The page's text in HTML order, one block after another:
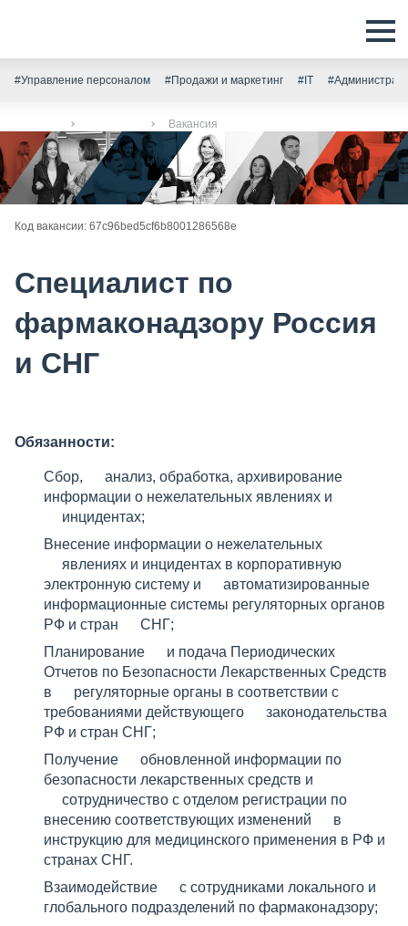
#Управление персоналом #Продажи и маркетинг #IT
Вакансия
Код вакансии: 67c96bed5cf6b8001286568e
Специалист по
фармаконадзору Россия
и СНГ
Обязанности:
Сбор, анализ, обработка, архивирование
информации о нежелательных явлениях и
инцидентах;
Внесение информации о нежелательных
явлениях и инцидентах в корпоративную
электронную систему и автоматизированные
информационные системы регуляторных органов
РФ и стран СНГ;
Планирование и подача Периодических
Отчетов по Безопасности Лекарственных Средств
в регуляторные органы в соответствии с
требованиями действующего законодательства
РФ и стран СНГ;
Получение обновленной информации по
безопасности лекарственных средств и
сотрудничество с отделом регистрации по
внесению соответствующих изменений в
инструкцию для медицинского применения в РФ и
странах СНГ.
Взаимодействие с сотрудниками локального и
глобального подразделений по фармаконадзору;